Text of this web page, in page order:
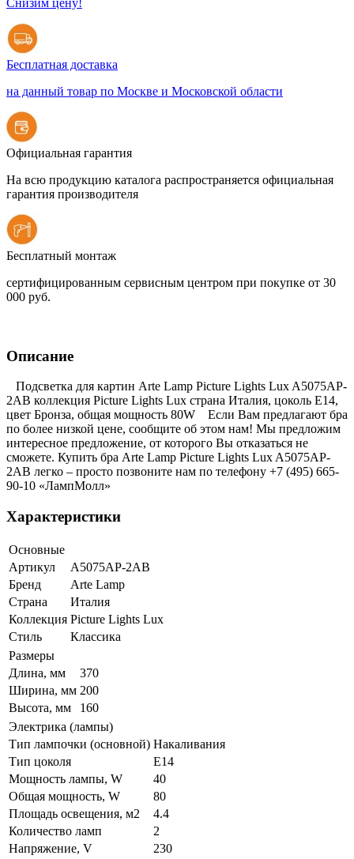
Бесплатная доставка
на данный товар по Москве и Московской области
Официальная гарантия
На всю продукцию каталога распространяется официальная
гарантия производителя
Бесплатный монтаж
сертифицированным сервисным центром при покупке от 30
000 руб.
Описание
Подсветка для картин Arte Lamp Picture Lights Lux A5075AP-
2AB коллекция Picture Lights Lux страна Италия, цоколь E14,
цвет Бронза, общая мощность 80W Если Вам предлагают бра
по более низкой цене, сообщите об этом нам! Мы предложим
интересное предложение, от которого Вы отказаться не
сможете. Купить бра Arte Lamp Picture Lights Lux A5075AP-
2AB легко – просто позвоните нам по телефону +7 (495) 665-
90-10 «ЛампМолл»
Характеристики
Основные
Артикул
A5075AP-2AB
Бренд
Arte Lamp
Страна
Италия
Коллекция Picture Lights Lux
Стиль
Классика
Размеры
Длина, мм
370
Ширина, мм 200
Высота, мм
160
Электрика (лампы)
Тип лампочки (основной) Накаливания
Тип цоколя
E14
Мощность лампы, W
40
Общая мощность, W
80
Площадь освещения, м2
4.4
Количество ламп
2
Напряжение, V
230